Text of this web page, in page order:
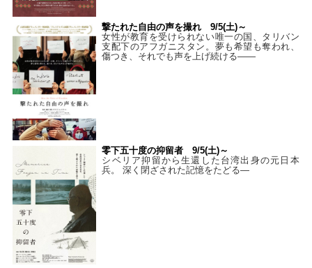
撃たれた自由の声を撮れ 9/5(土)～
女性が教育を受けられない唯一の国、タリバン
支配下のアフガニスタン。夢も希望も奪われ、
傷つき、それでも声を上げ続ける——
零下五十度の抑留者 9/5(土)～
シベリア抑留から生還した台湾出身の元日本
兵。 深く閉ざされた記憶をたどる—